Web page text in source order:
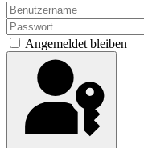
Angemeldet bleiben